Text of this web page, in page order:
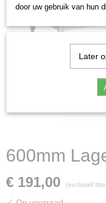
600mm
€ 191,00 (exclusief
door uw gebruik van hun
Later